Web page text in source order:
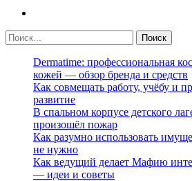
Dermatime: профессиональная
кожей — обзор бренда и средств
Как совмещать работу, учёбу и
развитие
В спальном корпусе детского
произошёл пожар
Как разумно использовать
не нужно
Как ведущий делает Мафию
— идеи и советы